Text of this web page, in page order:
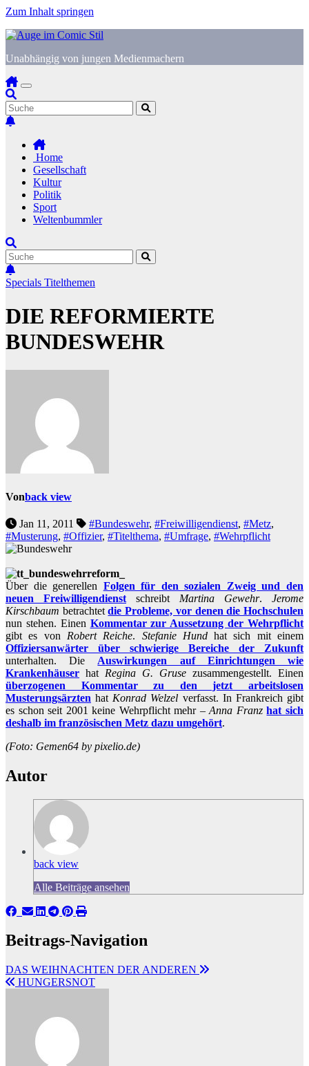
Zum Inhalt springen
Unabhängig von jungen Medienmachern
Home
Gesellschaft
Kultur
Politik
Sport
Weltenbummler
Specials Titelthemen
DIE REFORMIERTE
BUNDESWEHR
Vonback view
Jan 11, 2011 #Bundeswehr, #Freiwilligendienst, #Metz,
#Musterung, #Offizier, #Titelthema, #Umfrage, #Wehrpflicht
Über die generellen Folgen für den sozialen Zweig und den
neuen Freiwilligendienst schreibt Martina Gewehr. Jerome
Kirschbaum betrachtetdie Probleme, vor denen die Hochschulen
nun stehen. Einen Kommentar zur Aussetzung der Wehrpflicht
gibt es von Robert Reiche. Stefanie Hundhat sich mit einem
Offiziersanwärter über schwierige Bereiche der Zukunft
unterhalten. Die Auswirkungen auf Einrichtungen wie
Krankenhäuser hat Regina G. Gruse zusammengestellt. Einen
überzogenen Kommentar zu den jetzt arbeitslosen
Musterungsärzten hat Konrad Welzel verfasst. In Frankreich gibt
es schon seit 2001 keine Wehrpflicht mehr –Anna Franz hat sich
deshalb im französischen Metz dazu umgehört.
(Foto: Gemen64 by pixelio.de)
Autor
back view
Alle Beiträge ansehen
Beitrags-Navigation
DAS WEIHNACHTEN DER ANDEREN
HUNGERSNOT